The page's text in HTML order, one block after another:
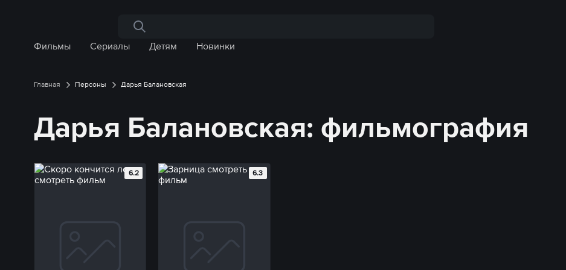
Поиск по сайту
Фильмы
Сериалы Детям Новинки
Главная Персоны Дарья Балановская
Дарья Балановская: фильмография
6.2 6.3